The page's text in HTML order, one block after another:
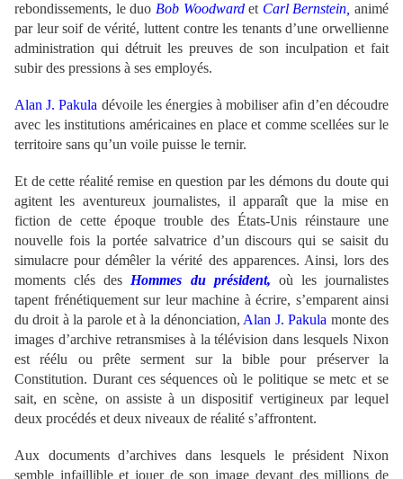
rebondissements, le duo Bob Woodwardet Carl Bernstein, animé
par leur soif de vérité, luttent contre les tenants d’une orwellienne
administration qui détruit les preuves de son inculpation et fait
subir des pressions à ses employés.
Alan J. Pakula dévoile les énergies à mobiliser afin d’en découdre
avec les institutions américaines en place et comme scellées sur le
territoire sans qu’un voile puisse le ternir.
Et de cette réalité remise en question par les démons du doute qui
agitent les aventureux journalistes, il apparaît que la mise en
fiction de cette époque trouble des États-Unis réinstaure une
nouvelle fois la portée salvatrice d’un discours qui se saisit du
simulacre pour démêler la vérité des apparences. Ainsi, lors des
moments clés des Hommes du président, où les journalistes
tapent frénétiquement sur leur machine à écrire, s’emparent ainsi
du droit à la parole et à la dénonciation, Alan J. Pakula monte des
images d’archive retransmises à la télévision dans lesquels Nixon
est réélu ou prête serment sur la bible pour préserver la
Constitution. Durant ces séquences où le politique se metc et se
sait, en scène, on assiste à un dispositif vertigineux par lequel
deux procédés et deux niveaux de réalité s’affrontent.
Aux documents d’archives dans lesquels le président Nixon
semble infaillible et jouer de son image devant des millions de